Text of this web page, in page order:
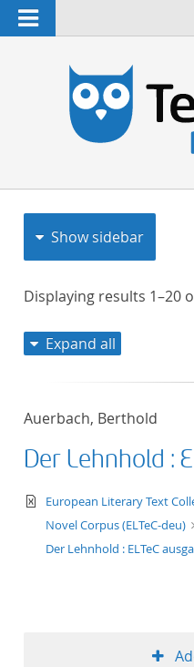
Navigation
Show sidebar
Displaying results 1–20
Expand all
Auerbach, Berthold
Der Lehnhold :
text/xml
European Literary Text
Novel Corpus (ELTeC-deu)
Der Lehnhold : ELTeC